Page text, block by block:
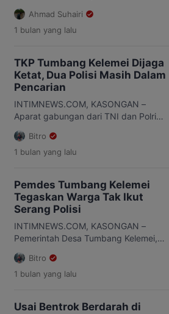
Penangkapan dilakukan setelah polisi
[…]
Bhayangkara Palangka Raya saat
Jenazah Aipda Yudhi Perdana Putra,
anggota Satresnarkoba Polres Katingan
Kamis, 2 Juli 2026 sore. Jenazah
almarhum diantar menggunakan
ambulans dan disambut keluarga yang
telah menunggu di rumah sakit. Tak
lama kemudian, anggota keluarga […]
Ahmad Suhairi
1 bulan yang lalu
TKP Tumbang Kelemei Dijaga
Ketat, Dua Polisi Masih Dalam
Pencarian
INTIMNEWS.COM, KASONGAN –
Aparat gabungan dari TNI dan Polri
di Desa Tumbang Kelemei, Kecamatan
Katingan Tengah, Kabupaten Katingan,
informasi yang dihimpun, suasana di
posko yang didirikan di sekitar lokasi
kejadian berlangsung dengan
pengamanan ketat. Personel gabungan
terus melakukan penjagaan dan
Bitro
1 bulan yang lalu
Pemdes Tumbang Kelemei
Tegaskan Warga Tak Ikut
Serang Polisi
INTIMNEWS.COM, KASONGAN –
Pemerintah Desa Tumbang Kelemei,
Kabupaten Katingan, membantah
adanya keterlibatan warga dalam
seorang anggota kepolisian, Kamis
Bitro
1 bulan yang lalu
Usai Bentrok Berdarah di